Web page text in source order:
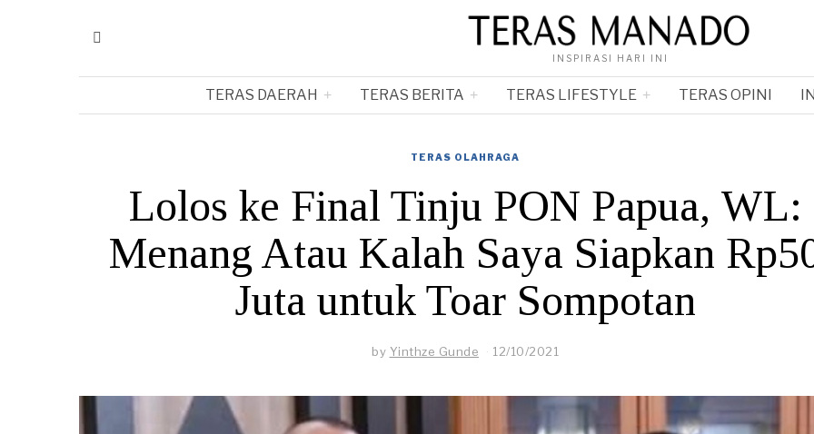
INSPIRASI HARI INI
TERAS DAERAH TERAS BERITA TERAS LIFESTYLE TERAS OPINI
TERAS OLAHRAGA
Lolos ke Final Tinju PON Papua, WL:
Menang Atau Kalah Saya Siapkan
Juta untuk Toar Sompotan
by Yinthze Gunde 12/10/2021